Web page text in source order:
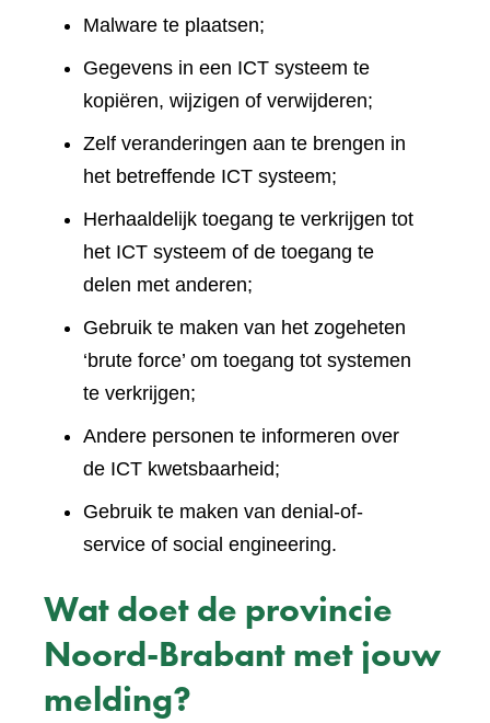
Malware te plaatsen;
Gegevens in een ICT systeem te
kopiëren, wijzigen of verwijderen;
Zelf veranderingen aan te brengen in
het betreffende ICT systeem;
Herhaaldelijk toegang te verkrijgen tot
het ICT systeem of de toegang te
delen met anderen;
Gebruik te maken van het zogeheten
‘brute force’ om toegang tot systemen
te verkrijgen;
Andere personen te informeren over
de ICT kwetsbaarheid;
Gebruik te maken van denial-of-
service of social engineering.
Wat doet de provincie
Noord-Brabant met jouw
melding?